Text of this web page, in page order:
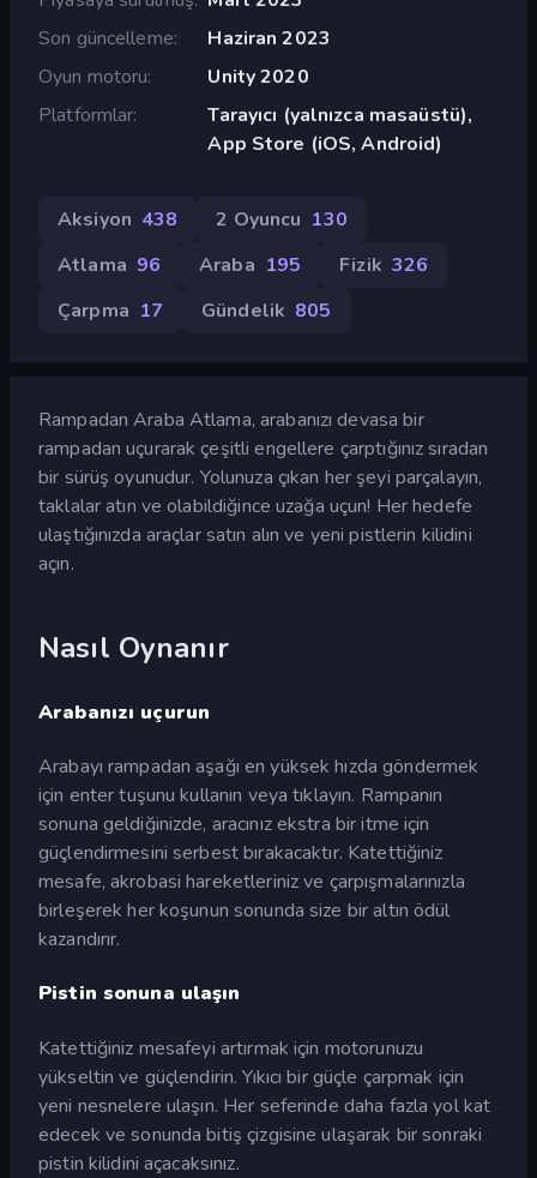
Son güncelleme
Haziran 2023
Oyun motoru
Unity 2020
Platformlar
Tarayıcı (yalnızca masaüstü),
App Store (iOS, Android)
Aksiyon 438 2 Oyuncu 130
Atlama 96 Araba 195 Fizik 326
Çarpma 17 Gündelik 805
Rampadan Araba Atlama, arabanızı devasa bir
rampadan uçurarak çeşitli engellere çarptığınız sıradan
bir sürüş oyunudur. Yolunuza çıkan her şeyi parçalayın,
taklalar atın ve olabildiğince uzağa uçun! Her hedefe
ulaştığınızda araçlar satın alın ve yeni pistlerin kilidini
açın.
Nasıl Oynanır
Arabanızı uçurun
Arabayı rampadan aşağı en yüksek hızda göndermek
için enter tuşunu kullanın veya tıklayın. Rampanın
sonuna geldiğinizde, aracınız ekstra bir itme için
güçlendirmesini serbest bırakacaktır. Katettiğiniz
mesafe, akrobasi hareketleriniz ve çarpışmalarınızla
birleşerek her koşunun sonunda size bir altın ödül
kazandırır.
Pistin sonuna ulaşın
Katettiğiniz mesafeyi artırmak için motorunuzu
yükseltin ve güçlendirin. Yıkıcı bir güçle çarpmak için
yeni nesnelere ulaşın. Her seferinde daha fazla yol kat
edecek ve sonunda bitiş çizgisine ulaşarak bir sonraki
pistin kilidini açacaksınız.